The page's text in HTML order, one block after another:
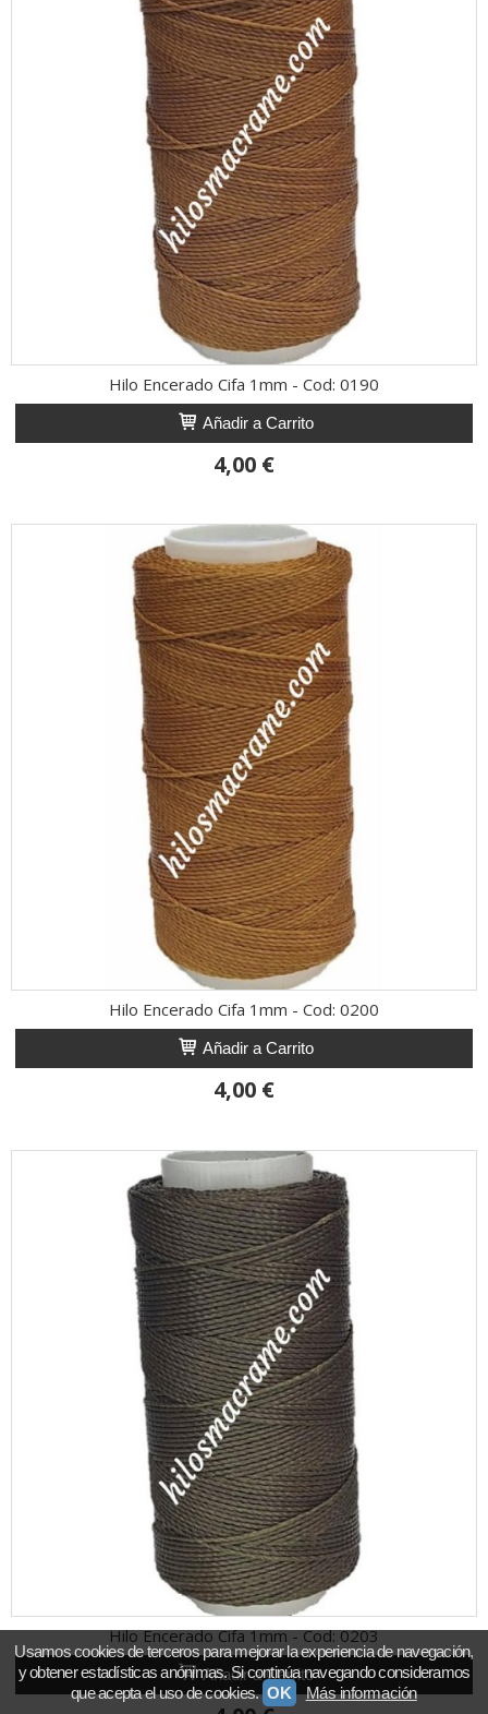
Hilo Encerado Cifa 1mm - Cod: 0190
Añadir a Carrito
4,00 €
Hilo Encerado Cifa 1mm - Cod: 0200
Añadir a Carrito
4,00 €
Hilo Encerado Cifa 1mm - Cod: 0203
Añadir a Carrito
Usamos cookies de terceros para mejorar la experiencia de navegación,
y obtener estadísticas anónimas. Si continúa navegando consideramos
que acepta el uso de cookies. OK Más información